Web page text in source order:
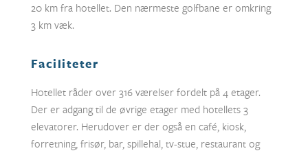
20 km fra hotellet. Den nærmeste golfbane er omkring
3 km væk.
Faciliteter
Hotellet råder over 316 værelser fordelt på 4 etager.
Der er adgang til de øvrige etager med hotellets 3
elevatorer. Herudover er der også en café, kiosk,
forretning, frisør, bar, spillehal, tv-stue, restaurant og